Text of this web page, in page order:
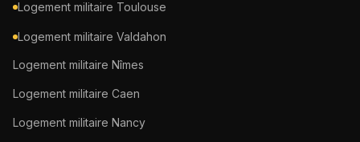
Logement militaire Toulouse
Logement militaire Valdahon
Logement militaire Nîmes
Logement militaire Caen
Logement militaire Nancy